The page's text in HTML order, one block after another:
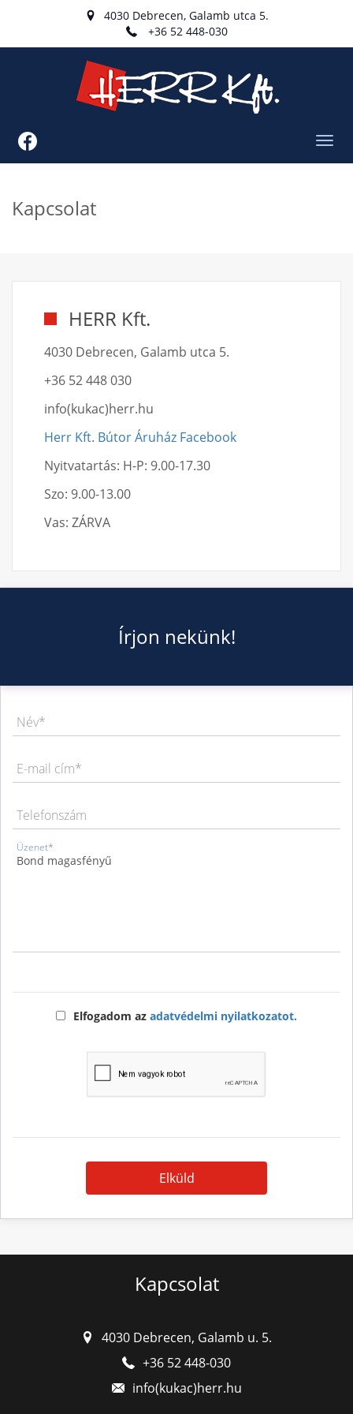
4030 Debrecen, Galamb utca 5.
+36 52 448-030
Kapcsolat
HERR Kft.
4030 Debrecen, Galamb utca 5.
+36 52 448 030
info(kukac)herr.hu
Herr Kft. Bútor Áruház Facebook
Nyitvatartás: H-P: 9.00-17.30
Szo: 9.00-13.00
Vas: ZÁRVA
Írjon nekünk!
Név*
E-mail cím*
Telefonszám
Üzenet*
Elfogadom az adatvédelmi nyilatkozatot.
Elküld
Kapcsolat
4030 Debrecen, Galamb u. 5.
+36 52 448-030